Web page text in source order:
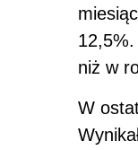
niż w
W